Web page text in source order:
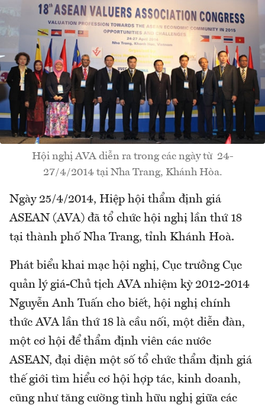
Hội nghị AVA diễn ra trong các ngày từ 24-
27/4/2014 tại Nha Trang, Khánh Hòa.
Ngày 25/4/2014, Hiệp hội thẩm định giá
ASEAN (AVA) đã tổ chức hội nghị lần thứ 18
tại thành phố Nha Trang, tỉnh Khánh Hoà.
Phát biểu khai mạc hội nghị, Cục trưởng Cục
quản lý giá-Chủ tịch AVA nhiệm kỳ 2012-2014
Nguyễn Anh Tuấn cho biết, hội nghị chính
thức AVA lần thứ 18 là cầu nối, một diễn đàn,
một cơ hội để thẩm định viên các nước
ASEAN, đại diện một số tổ chức thẩm định giá
thế giới tìm hiểu cơ hội hợp tác, kinh doanh,
cũng như tăng cường tình hữu nghị giữa các